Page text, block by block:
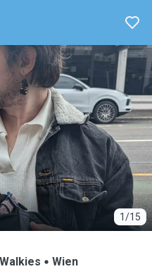
1/15
Wien